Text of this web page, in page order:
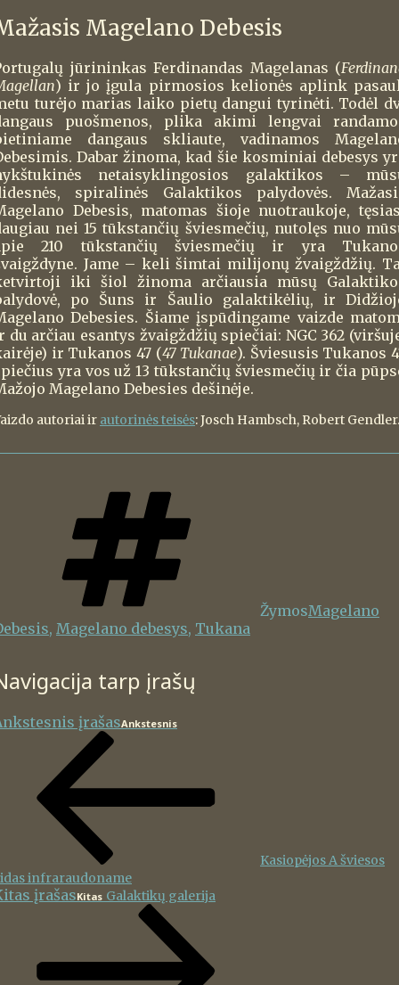
Magelano Debesis
jūrininkas Ferdinandas Magelanas (
) ir jo įgula pirmosios kelionės aplink
turėjo marias laiko pietų dangui tyrinėti. Todėl
puošmenos, plika akimi lengvai
dangaus skliaute, vadinamos
Dabar žinoma, kad šie kosminiai debesys
netaisyklingosios galaktikos –
spiralinės Galaktikos palydovės.
Debesis, matomas šioje nuotraukoje,
nei 15 tūkstančių šviesmečių, nutolęs nuo
210 tūkstančių šviesmečių ir yra
Jame – keli šimtai milijonų žvaigždžių.
iki šiol žinoma arčiausia mūsų
po Šuns ir Šaulio galaktikėlių, ir
Debesies. Šiame įspūdingame vaizde
du arčiau esantys žvaigždžių spiečiai: NGC 362
ir Tukanos 47 (47 Tukanae). Šviesusis Tukanos
yra vos už 13 tūkstančių šviesmečių ir čia
Magelano Debesies dešinėje.
autoriai ir autorinės teisės: Josch Hambsch, Robert Gendler.
ŽymosMagelano
, Magelano debesys, Tukana
tarp įrašų
įrašasAnkstesnis
Kasiopėjos A šviesos
infraraudoname
įrašasKitas Galaktikų galerija